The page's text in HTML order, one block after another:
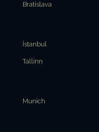
Bratislava
İstanbul
Tallinn
Munich